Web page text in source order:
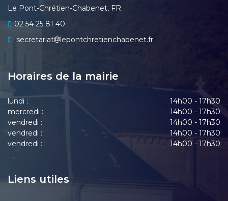
Le Pont-Chrétien-Chabenet, FR
02 54 25 81 40
secretariat
lepontchretienchabenet.fr
Horaires de la mairie
lundi :
14h00 - 17h30
mercredi :
14h00 - 17h30
vendredi :
14h00 - 17h30
vendredi :
14h00 - 17h30
vendredi :
14h00 - 17h30
Liens utiles